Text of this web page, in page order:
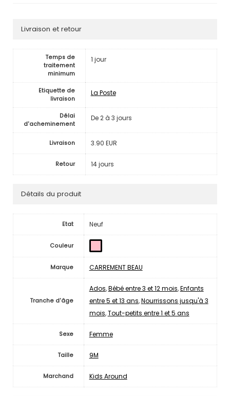
Livraison et retour
Temps de
traitement
minimum
1 jour
Etiquette de
livraison
La Poste
Délai
d'acheminement
De 2 à 3 jours
Livraison 3.90 EUR
Retour 14 jours
Détails du produit
Etat Neuf
Couleur
Marque CARREMENT BEAU
Tranche d'âge
Ados,Bébé entre 3 et 12 mois,Enfants
entre 5 et 13 ans,Nourrissons jusqu'à 3
mois,Tout-petits entre 1 et 5 ans
Sexe Femme
Taille 9M
Marchand Kids Around